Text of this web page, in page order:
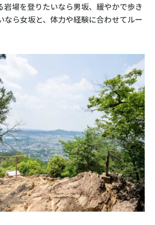
岩場を登りたいなら男坂、緩やかで歩き
なら女坂と、体力や経験に合わせてルー